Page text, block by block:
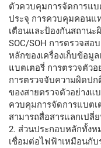
ตัวควบคุมการจัดการแบ
ประจุ การควบคุมคอนแ
เตือนและป้องกันสถาน
SOC/SOH การตรวจส
หลักของเครื่องเก็บข้อมู
แบตเตอรี่ การตรวจตัว
การตรวจจับความผิดป
ของสายตรวจตัวอย่างแ
ควบคุมการจัดการแบตเ
สามารถสื่อสารแลกเปลี่
2. ส่วนประกอบหลักทั้ง
เชื่อมต่อไฟฟ้าเหมือนกั